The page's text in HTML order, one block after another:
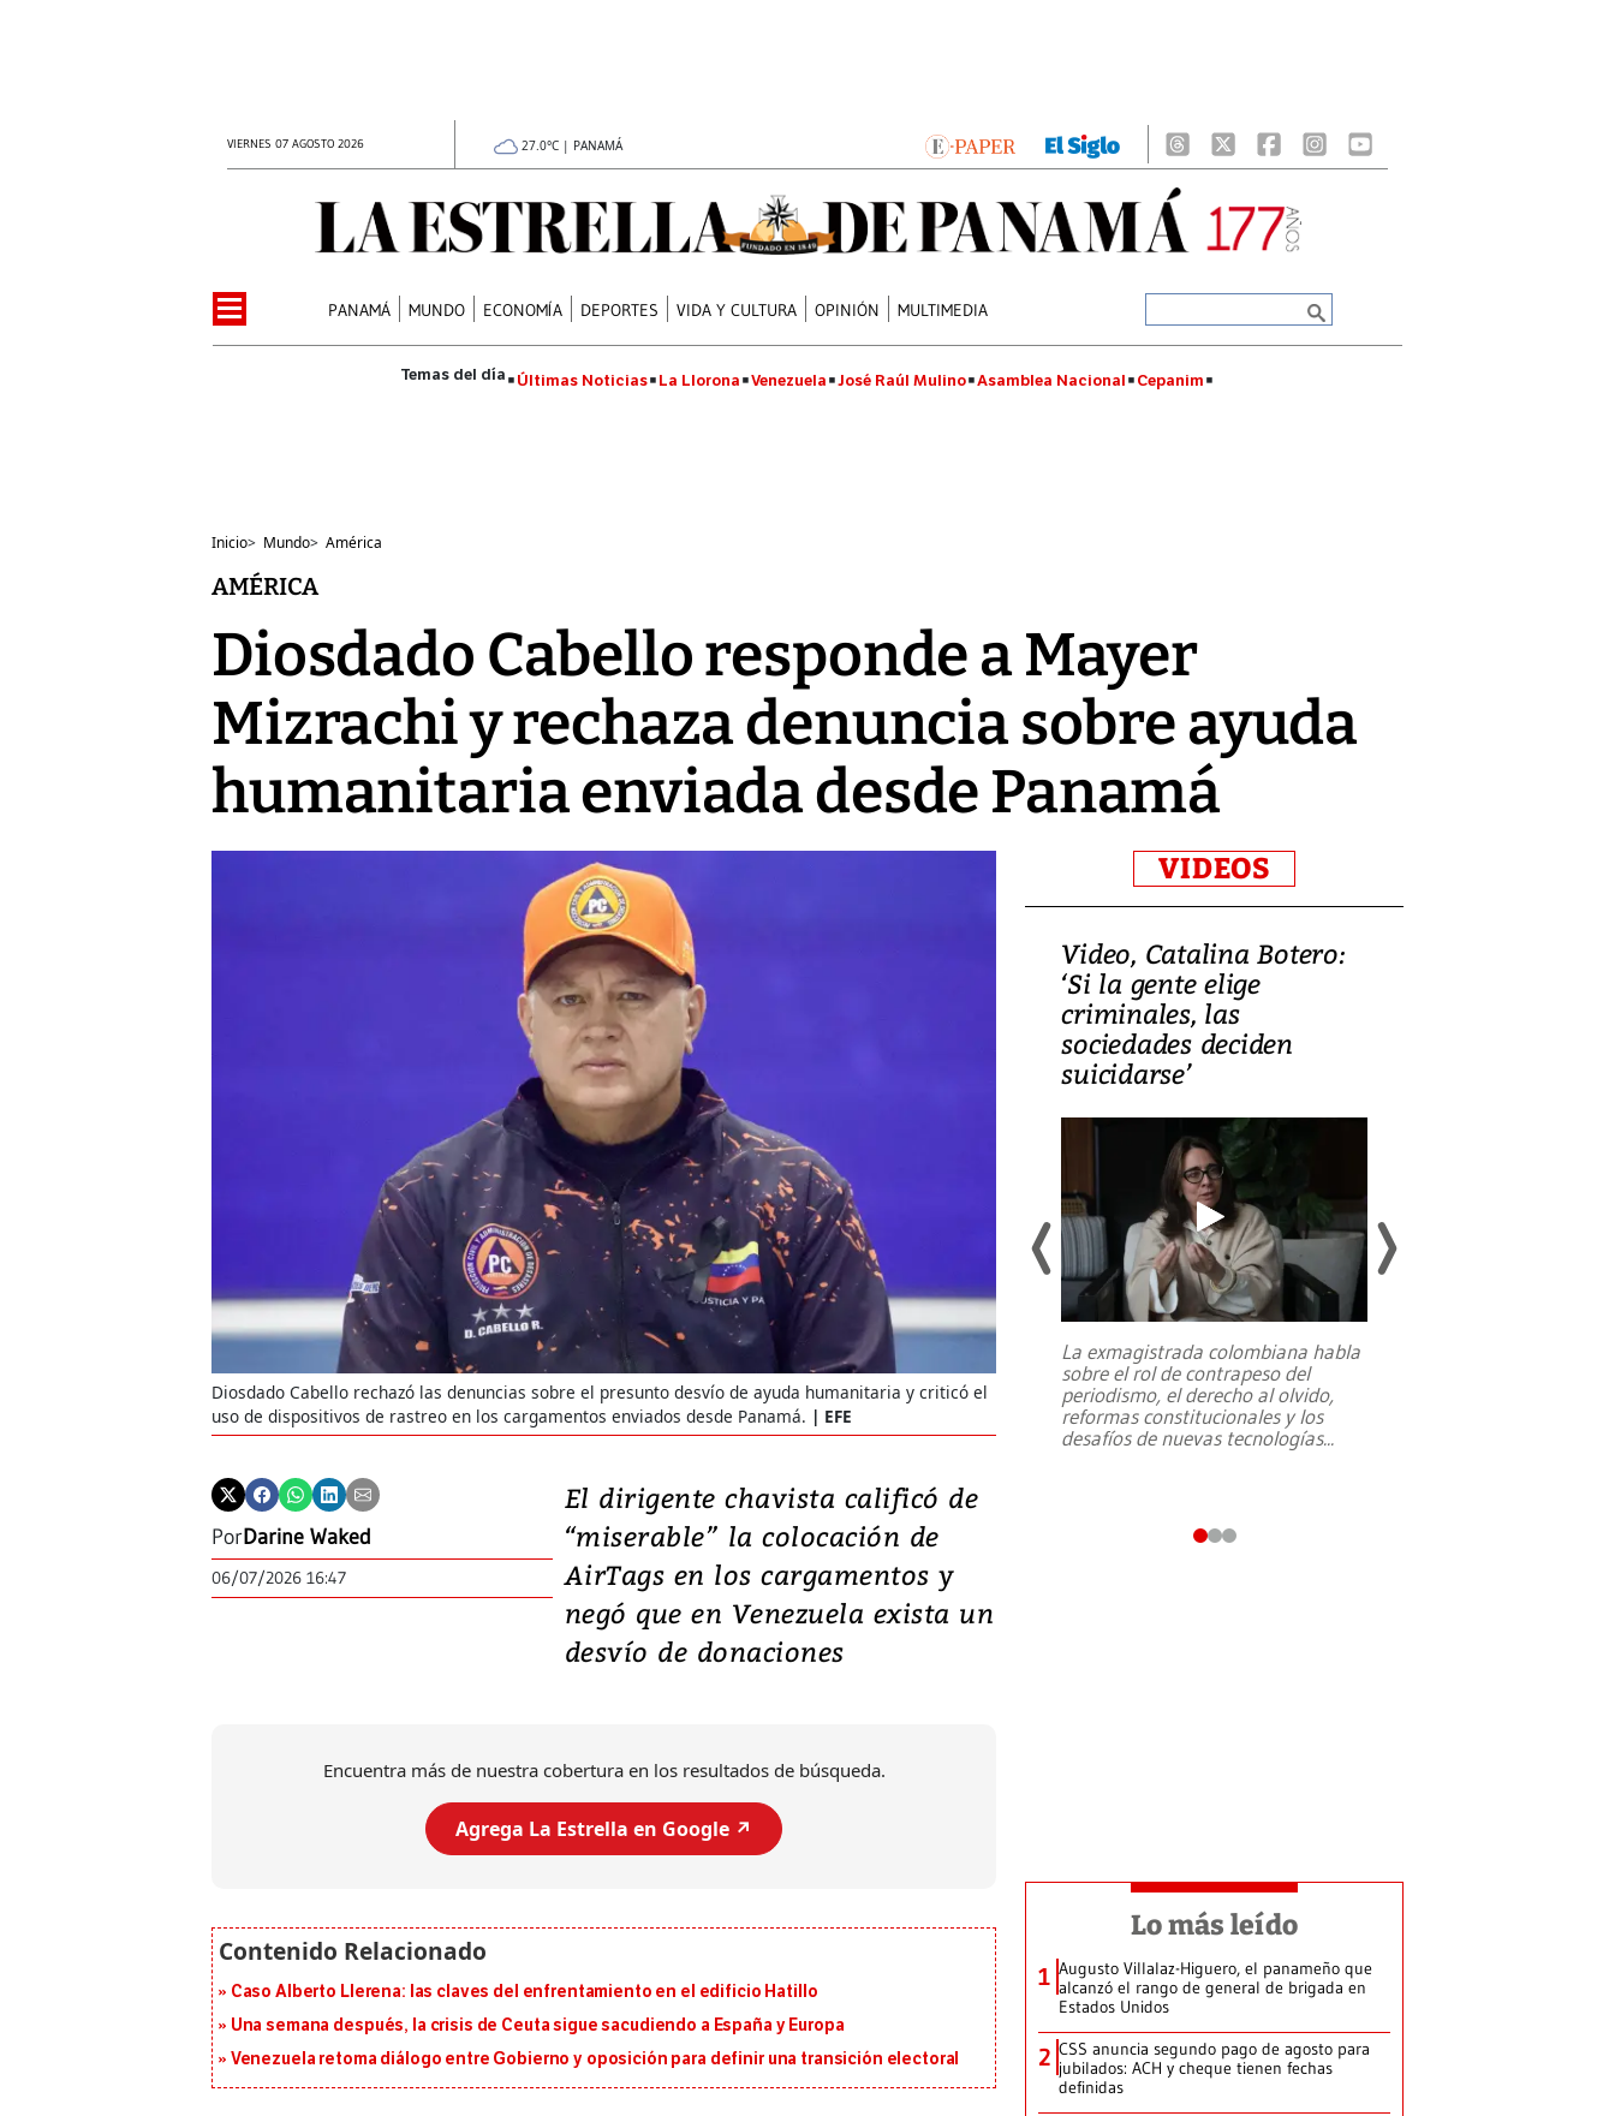
VIERNES 07 AGOSTO 2026 27.0°C | PANAMÁ
PANAMÁ MUNDO ECONOMÍA DEPORTES VIDA Y CULTURA OPINIÓN MULTIMEDIA
Últimas Noticias La Llorona Venezuela José Raúl Mulino Asamblea Nacional Cepanim
Inicio> Mundo> América
AMÉRICA
Diosdado Cabello responde a Mayer
Mizrachi y rechaza denuncia sobre ayuda
humanitaria enviada desde Panamá
Diosdado Cabello rechazó las denuncias sobre el presunto desvío de ayuda humanitaria y criticó el
uso de dispositivos de rastreo en los cargamentos enviados desde Panamá.
EFE
PorDarine Waked
06/07/2026 16:47
El dirigente chavista calificó de
“miserable” la colocación de
AirTags en los cargamentos y
negó que en Venezuela exista un
desvío de donaciones
Encuentra más de nuestra cobertura en los resultados de búsqueda.
Agrega La Estrella en Google ↗️
Caso Alberto Llerena: las claves del enfrentamiento en el edificio Hatillo
Una semana después, la crisis de Ceuta sigue sacudiendo a España y Europa
Venezuela retoma diálogo entre Gobierno y oposición para definir una transición electoral
VIDEOS
Video, Japón: Terremoto
deja heridos y graves
daños en Kumamoto
Un fuerte terremoto de magnitud
7,1 se registró este martes 28 de
julio en la prefectura de Kumamoto,
al sur de Japón, provocando una
emergencia de gran...
Video, Catalina Botero:
‘Si la gente elige
criminales, las
sociedades deciden
suicidarse’
La exmagistrada colombiana habla
sobre el rol de contrapeso del
periodismo, el derecho al olvido,
reformas constitucionales y los
desafíos de nuevas tecnologías...
Lo más leído
1 Augusto Villalaz-Higuero, el panameño que
alcanzó el rango de general de brigada en
Estados Unidos
2 CSS anuncia segundo pago de agosto para
jubilados: ACH y cheque tienen fechas
definidas